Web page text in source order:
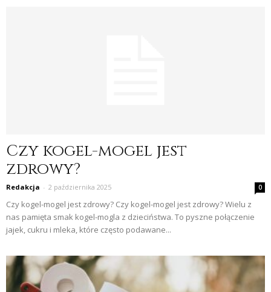
Czy kogel-mogel jest
zdrowy?
Redakcja - 2 października 2025 0
Czy kogel-mogel jest zdrowy? Czy kogel-mogel jest zdrowy? Wielu z
nas pamięta smak kogel-mogla z dzieciństwa. To pyszne połączenie
jajek, cukru i mleka, które często podawane...